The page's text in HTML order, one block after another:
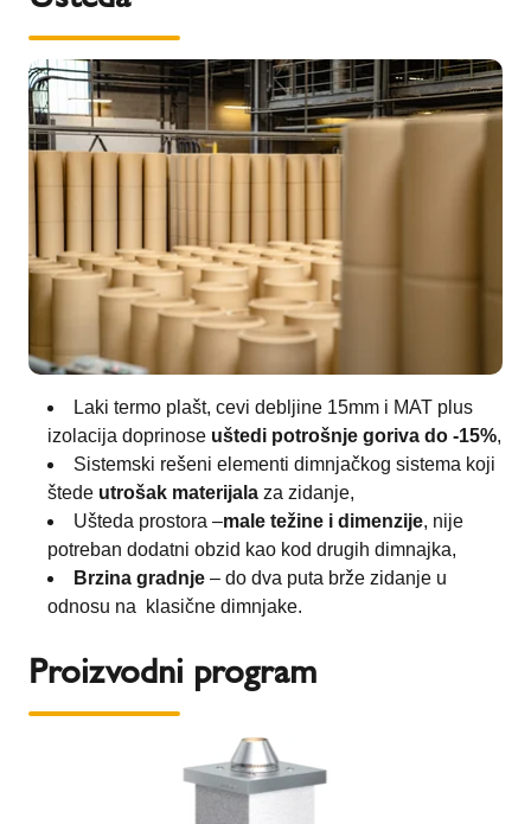
Laki termo plašt, cevi debljine 15mm i MAT plus
izolacija doprinose uštedi potrošnje goriva do -15%,
Sistemski rešeni elementi dimnjačkog sistema koji
štede utrošak materijala za zidanje,
Ušteda prostora –male težine i dimenzije, nije
potreban dodatni obzid kao kod drugih dimnajka,
Brzina gradnje – do dva puta brže zidanje u
odnosu na klasične dimnjake.
Proizvodni program